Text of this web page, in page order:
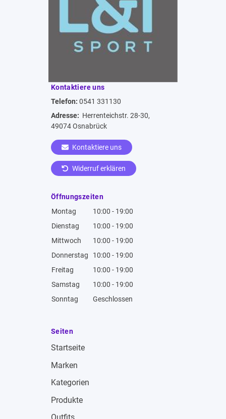
Kontaktiere uns
Telefon: 0541 331130
Adresse: Herrenteichstr. 28-30,
49074 Osnabrück
Kontaktiere uns
Widerruf erklären
Öffnungszeiten
Montag
10:00 - 19:00
Dienstag
10:00 - 19:00
Mittwoch
10:00 - 19:00
Donnerstag
10:00 - 19:00
Freitag
10:00 - 19:00
Samstag
10:00 - 19:00
Sonntag
Geschlossen
Seiten
Startseite
Marken
Kategorien
Produkte